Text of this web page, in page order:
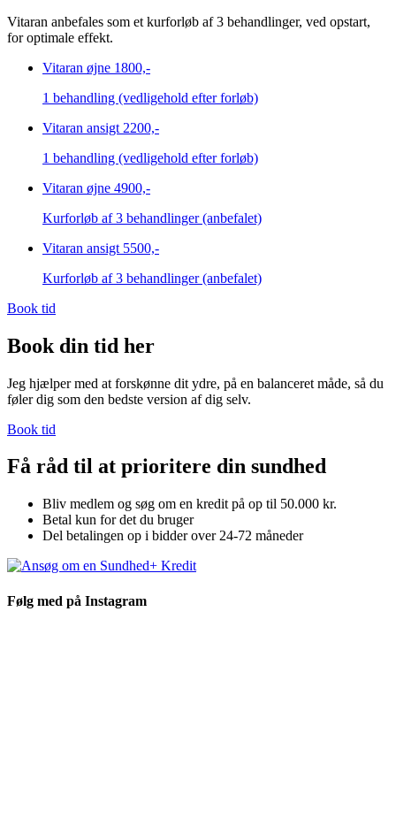
Vitaran anbefales som et kurforløb af 3 behandlinger, ved opstart,
for optimale effekt.
Vitaran øjne 1800,-
1 behandling (vedligehold efter forløb)
Vitaran ansigt 2200,-
1 behandling (vedligehold efter forløb)
Vitaran øjne 4900,-
Kurforløb af 3 behandlinger (anbefalet)
Vitaran ansigt 5500,-
Kurforløb af 3 behandlinger (anbefalet)
Book tid
Book din tid her
Jeg hjælper med at forskønne dit ydre, på en balanceret måde, så du
føler dig som den bedste version af dig selv.
Book tid
Få råd til at prioritere din sundhed
Bliv medlem og søg om en kredit på op til 50.000 kr.
Betal kun for det du bruger
Del betalingen op i bidder over 24-72 måneder
Følg med på Instagram